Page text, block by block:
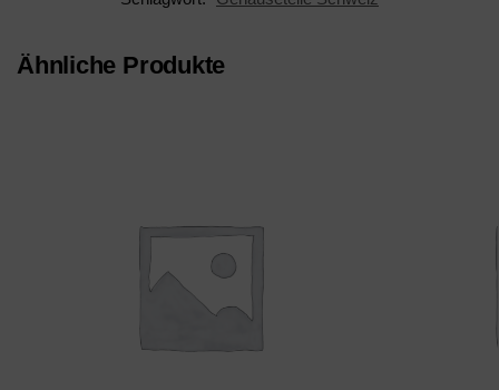
Ähnliche Produkte